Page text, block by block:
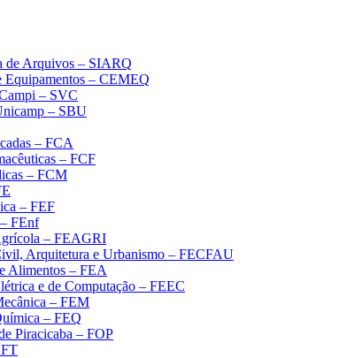
de Arquivos – SIARQ
Equipamentos – CEMEQ
– SVC
– SBU
– FCA
– FCF
– FCM
– FEF
FEnf
– FEAGRI
Arquitetura e Urbanismo – FECFAU
Alimentos – FEA
e de Computação – FEEC
– FEM
– FEQ
Piracicaba – FOP